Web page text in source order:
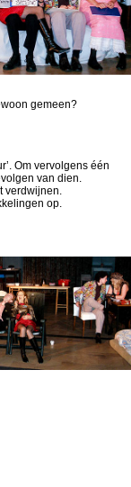
gemeen?
Om vervolgens één
van dien.
verdwijnen.
op.